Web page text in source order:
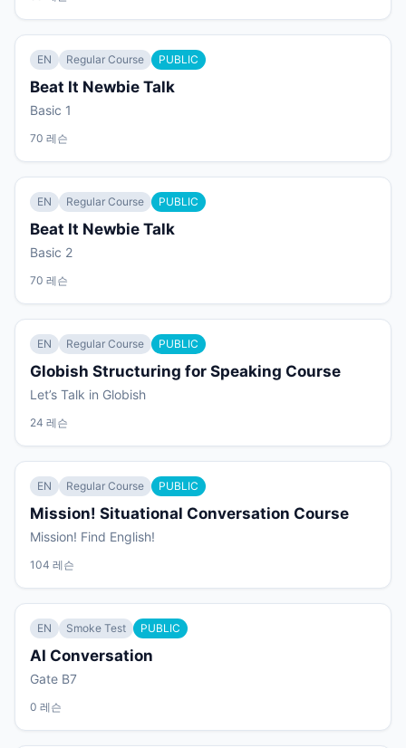
EN Regular Course PUBLIC
Beat It Newbie Talk
Basic 1
70 레슨
EN Regular Course PUBLIC
Beat It Newbie Talk
Basic 2
70 레슨
EN Regular Course PUBLIC
Globish Structuring for Speaking Course
Let’s Talk in Globish
24 레슨
EN Regular Course PUBLIC
Mission! Situational Conversation Course
Mission! Find English!
104 레슨
EN Smoke Test PUBLIC
AI Conversation
Gate B7
0 레슨